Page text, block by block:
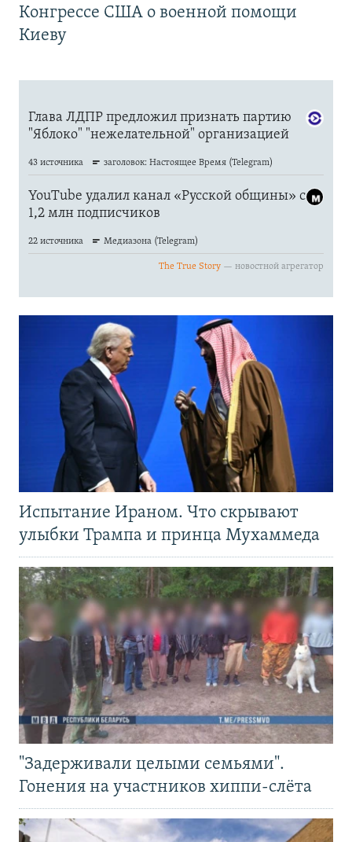
Конгрессе США о военной помощи
Киеву
Испытание Ираном. Что скрывают
улыбки Трампа и принца Мухаммеда
"Задерживали целыми семьями".
Гонения на участников хиппи-слёта